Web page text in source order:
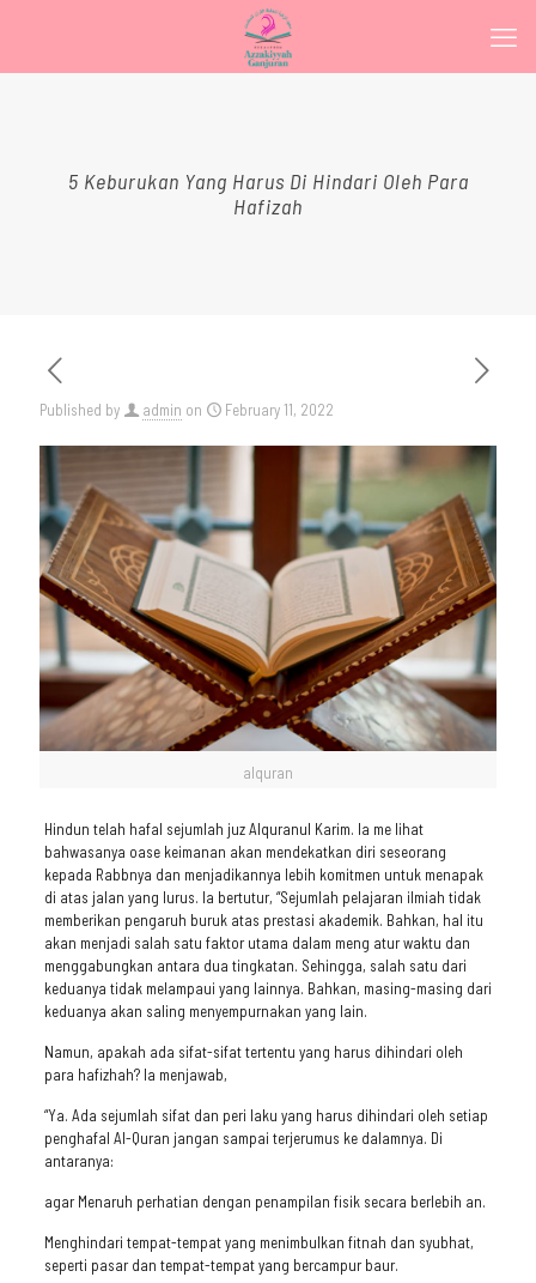
5 Keburukan Yang Harus Di Hindari Oleh Para
Hafizah
Published by admin on February 11, 2022
alquran
Hindun telah hafal sejumlah juz Alquranul Karim. Ia me lihat
bahwasanya oase keimanan akan mendekatkan diri seseorang
kepada Rabbnya dan menjadikannya lebih komitmen untuk menapak
di atas jalan yang lurus. Ia bertutur, “Sejumlah pelajaran ilmiah tidak
memberikan pengaruh buruk atas prestasi akademik. Bahkan, hal itu
akan menjadi salah satu faktor utama dalam meng atur waktu dan
menggabungkan antara dua tingkatan. Sehingga, salah satu dari
keduanya tidak melampaui yang lainnya. Bahkan, masing-masing dari
keduanya akan saling menyempurnakan yang lain.
Namun, apakah ada sifat-sifat tertentu yang harus dihindari oleh
para hafizhah? la menjawab,
“Ya. Ada sejumlah sifat dan peri laku yang harus dihindari oleh setiap
penghafal Al-Quran jangan sampai terjerumus ke dalamnya. Di
antaranya:
agar Menaruh perhatian dengan penampilan fisik secara berlebih an.
Menghindari tempat-tempat yang menimbulkan fitnah dan syubhat,
seperti pasar dan tempat-tempat yang bercampur baur.